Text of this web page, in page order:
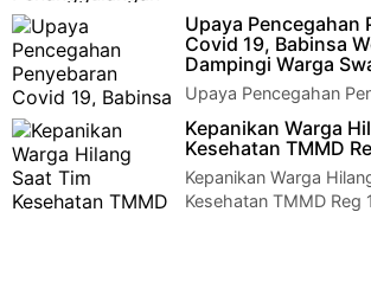
Percepatan
19 Klaten - Peltu Supriyadi Batikomsos
Upaya Pencegahan
Covid 19, Babinsa
Dampingi Warga
Upaya Pencegahan
Babinsa Wonosari
Swab Klaten - Peltu Supriyadi Babinsa Desa
Kepanikan Warga
Kesehatan TMMD
Kepanikan Warga
Kesehatan TMMD Reg